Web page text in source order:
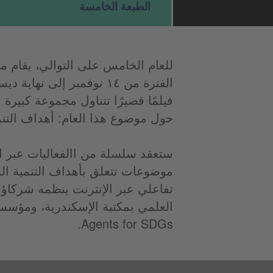
الطبعة الخامسة
للعام الخامس على التوالي،
فيلمًا قصيرًا تتناول مجموعة
حول موضوع هذا العام: أهداف
ستعقد سلسلة من االفعاليات عبر
موضوعات تتعلق بأهداف التنمية
تفاعلي عبر الإنترنت ينظمه
Agents for SDGs.